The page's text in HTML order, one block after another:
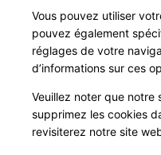
Vous pouvez utiliser
pouvez également
réglages de votre
d’informations sur ces
Veuillez noter que notre
supprimez les cookies
revisiterez notre site